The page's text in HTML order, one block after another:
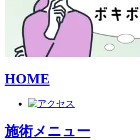
HOME
施術メニュー